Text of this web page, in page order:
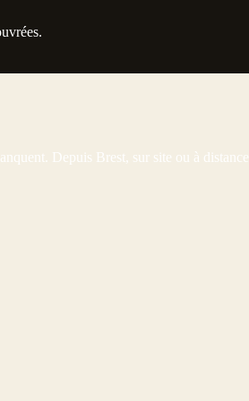
Depuis Brest, sur site ou à distance.